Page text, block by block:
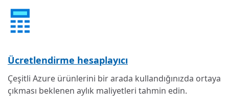
Ücretlendirme hesaplayıcı
Çeşitli Azure ürünlerini bir arada kullandığınızda ortaya
çıkması beklenen aylık maliyetleri tahmin edin.